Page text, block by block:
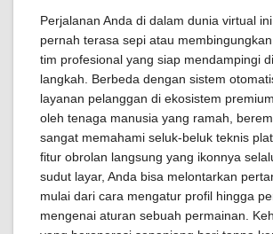
Perjalanan Anda di dalam dunia virtual
pernah terasa sepi atau
tim profesional yang siap mendampingi
langkah. Berbeda dengan sistem
layanan pelanggan di ekosistem
oleh tenaga manusia yang ramah,
sangat memahami seluk-beluk teknis
fitur obrolan langsung yang ikonnya
sudut layar, Anda bisa melontarkan
mulai dari cara mengatur profil hingga
mengenai aturan sebuah permainan.